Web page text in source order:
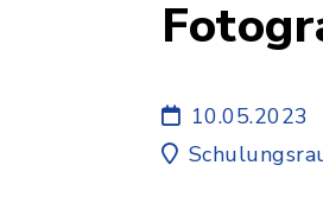
10.05.2023